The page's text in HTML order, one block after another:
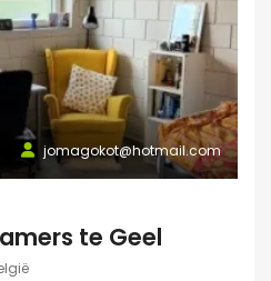
jomagokot@hotmail.com
te Geel